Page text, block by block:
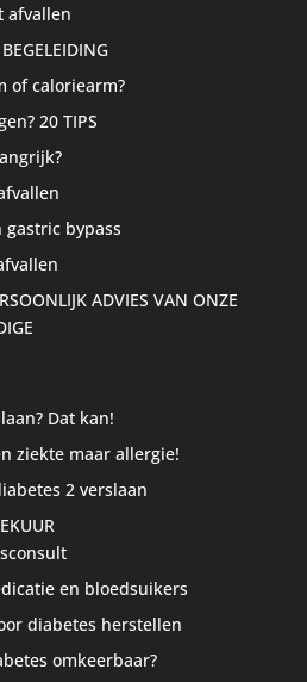
afvallen
of caloriearm?
20 TIPS
gastric bypass
ADVIES VAN ONZE
Dat kan!
ziekte maar allergie!
2 verslaan
en bloedsuikers
diabetes herstellen
omkeerbaar?